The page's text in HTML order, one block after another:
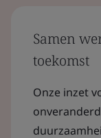
Samen
toekomst
Onze inzet